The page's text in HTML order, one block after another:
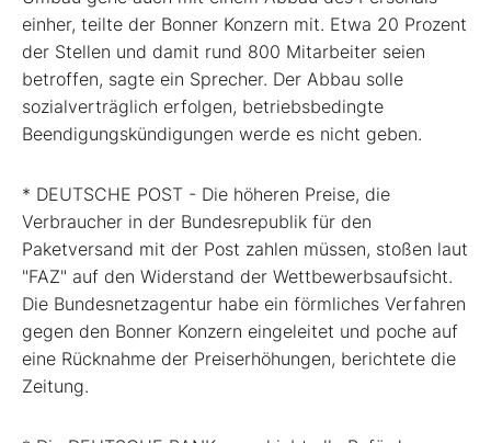
einher, teilte der Bonner Konzern mit. Etwa 20 Prozent
der Stellen und damit rund 800 Mitarbeiter seien
betroffen, sagte ein Sprecher. Der Abbau solle
sozialverträglich erfolgen, betriebsbedingte
Beendigungskündigungen werde es nicht geben.
* DEUTSCHE POST - Die höheren Preise, die
Verbraucher in der Bundesrepublik für den
Paketversand mit der Post zahlen müssen, stoßen laut
"FAZ" auf den Widerstand der Wettbewerbsaufsicht.
Die Bundesnetzagentur habe ein förmliches Verfahren
gegen den Bonner Konzern eingeleitet und poche auf
eine Rücknahme der Preiserhöhungen, berichtete die
Zeitung.